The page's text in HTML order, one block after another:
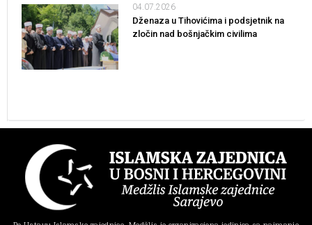
04.07.2026
Dženaza u Tihovićima i podsjetnik na
zločin nad bošnjačkim civilima